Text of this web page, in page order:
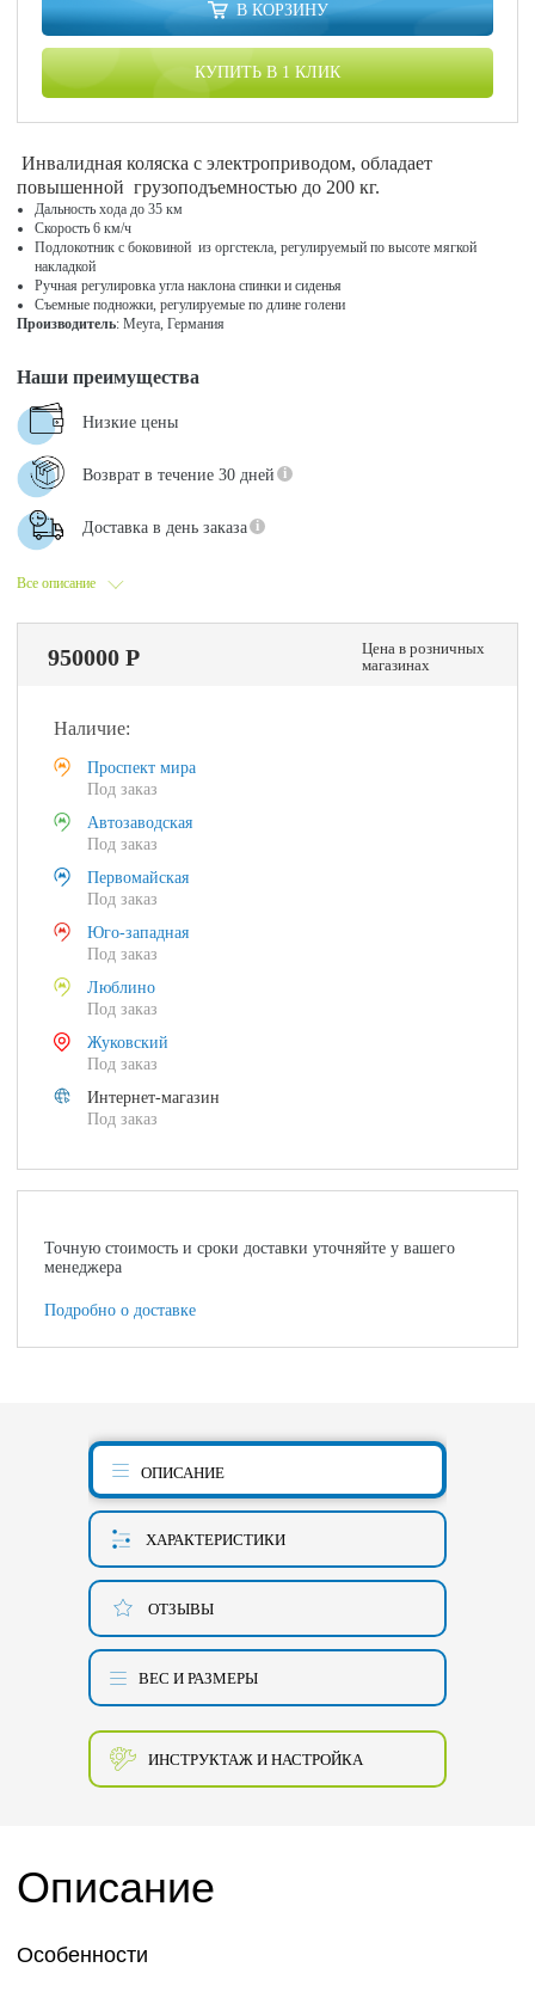
В КОРЗИНУ
КУПИТЬ В 1 КЛИК
Инвалидная коляска с электроприводом, обладает
повышенной грузоподъемностью до 200 кг.
Дальность хода до 35 км
Скорость 6 км/ч
Подлокотник с боковиной из оргстекла, регулируемый по высоте мягкой
накладкой
Ручная регулировка угла наклона спинки и сиденья
Съемные подножки, регулируемые по длине голени
Производитель: Meyra, Германия
Все описание
Наши преимущества
Низкие цены
Возврат в течение 30 дней
Доставка в день заказа
950000 Р
Цена в розничных
магазинах
Наличие:
Проспект мира
Под заказ
Автозаводская
Под заказ
Первомайская
Под заказ
Юго-западная
Под заказ
Люблино
Под заказ
Жуковский
Под заказ
Интернет-магазин
Под заказ
Точную стоимость и сроки доставки уточняйте у вашего
менеджера
Подробно о доставке
ОПИСАНИЕ
ХАРАКТЕРИСТИКИ
ОТЗЫВЫ
ВЕС И РАЗМЕРЫ
ИНСТРУКТАЖ И НАСТРОЙКА
Описание
Особенности